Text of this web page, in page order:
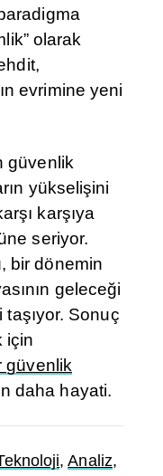
olarak
evrimine yeni
güvenlik
yükselişini
karşıya
seriyor.
bir dönemin
geleceği
taşıyor. Sonuç
için
güvenlik
daha hayati.
,Analiz,